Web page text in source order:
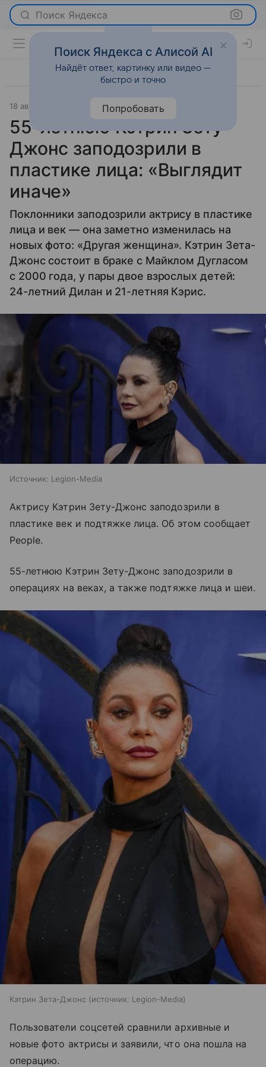
Поиск Яндекса
18 августа 2025 Газета.Ру Светская жизнь
55-летнюю Кэтрин Зету-
Джонс заподозрили в
пластике лица: «Выглядит
иначе»
Поклонники заподозрили актрису в пластике
лица и век — она заметно изменилась на
новых фото: «Другая женщина». Кэтрин Зета-
Джонс состоит в браке с Майклом Дугласом
с 2000 года, у пары двое взрослых детей:
24-летний Дилан и 21-летняя Кэрис.
Источник: Legion-Media
Актрису Кэтрин Зету-Джонс заподозрили в
пластике век и подтяжке лица. Об этом сообщает
People.
55-летнюю Кэтрин Зету-Джонс заподозрили в
операциях на веках, а также подтяжке лица и шеи.
Кэтрин Зета-Джонс источник: Legion-Media
Пользователи соцсетей сравнили архивные и
новые фото актрисы и заявили, что она пошла на
операцию.
Поиск Яндекса с Алисой AI
Найдёт ответ, картинку или видео —
быстро и точно
Попробовать